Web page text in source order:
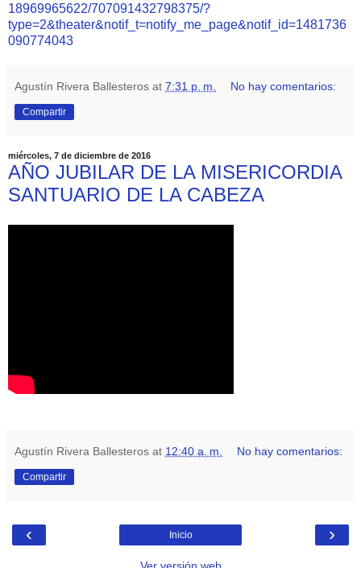
18969965622/707091432798375/?
type=2&theater&notif_t=notify_me_page&notif_id=1481736
090774043
Agustín Rivera Ballesteros at 7:31 p. m. No hay comentarios:
Compartir
miércoles, 7 de diciembre de 2016
AÑO JUBILAR DE LA MISERICORDIA
SANTUARIO DE LA CABEZA
Agustín Rivera Ballesteros at 12:40 a. m. No hay comentarios:
Compartir
‹ ›
Inicio